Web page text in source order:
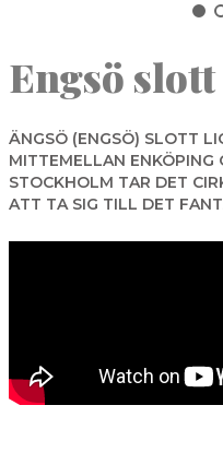
SALA
SKINNSKATTEBERG
SURAHAMMAR
VÄSTERÅS
Sök
Engsö slott
ÄNGSÖ (ENGSÖ) SLOTT
MITTEMELLAN ENKÖPING
STOCKHOLM TAR DET
ATT TA SIG TILL DET